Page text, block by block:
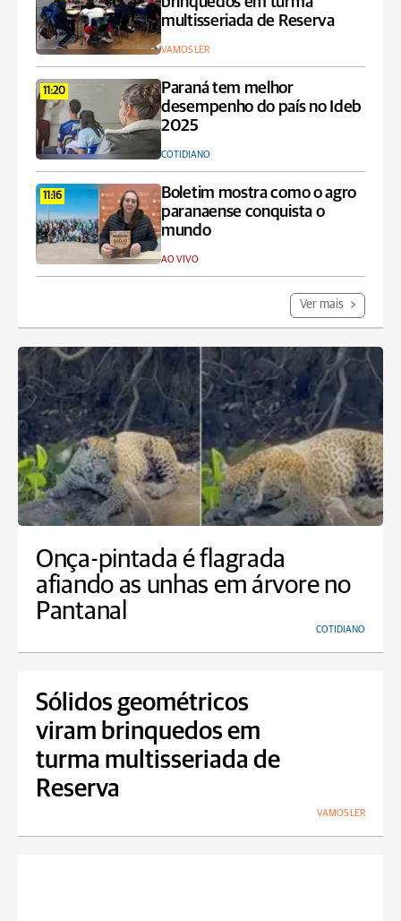
multisseriada de Reserva
VAMOS LER
11:20
Paraná tem melhor
desempenho do país no Ideb
2025
COTIDIANO
11:16
Boletim mostra como o agro
paranaense conquista o
mundo
AO VIVO
Ver mais
Onça-pintada é flagrada
afiando as unhas em árvore no
Pantanal
COTIDIANO
Sólidos geométricos
viram brinquedos em
turma multisseriada de
Reserva
VAMOS LER